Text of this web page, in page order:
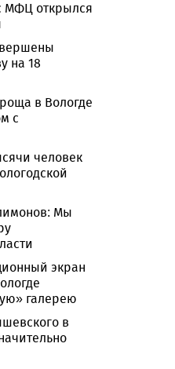
открылся
на 18
в Вологде
с
человек
Мы
экран
галерею
в